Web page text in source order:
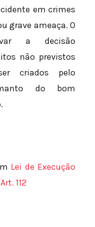
em crimes
grave ameaça. O
a decisão
não previstos
criados pelo
do bom
Lei de Execução
112